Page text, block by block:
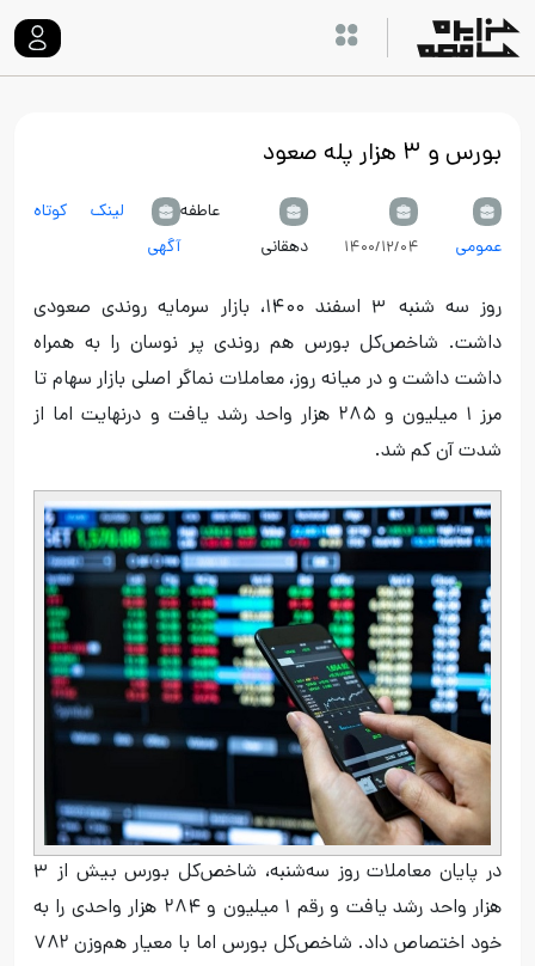
بورس و ۳ هزار پله صعود
عمومی ۱۴۰۰/۱۲/۰۴
عاطفه
دهقانی
لینک کوتاه
آگهی
روز سه شنبه ۳ اسفند ۱۴۰۰، بازار سرمایه روندی صعودی
داشت. شاخص‌کل بورس هم روندی پر نوسان را به همراه
داشت داشت و در میانه روز، معاملات نماگر اصلی بازار سهام تا
مرز ۱ میلیون و ۲۸۵ هزار واحد رشد یافت و درنهایت اما از
شدت آن کم شد.
در پایان معاملات روز سه‌شنبه، شاخص‌کل بورس بیش‌ از ۳
هزار واحد رشد یافت و رقم ۱ میلیون و ۲۸۴ هزار واحدی را به
خود اختصاص داد. شاخص‌کل بورس اما با معیار هم‌وزن ۷۸۲